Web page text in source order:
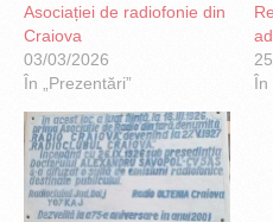
Asociației de radiofonie din
Craiova
03/03/2026
În „Prezentări”
În